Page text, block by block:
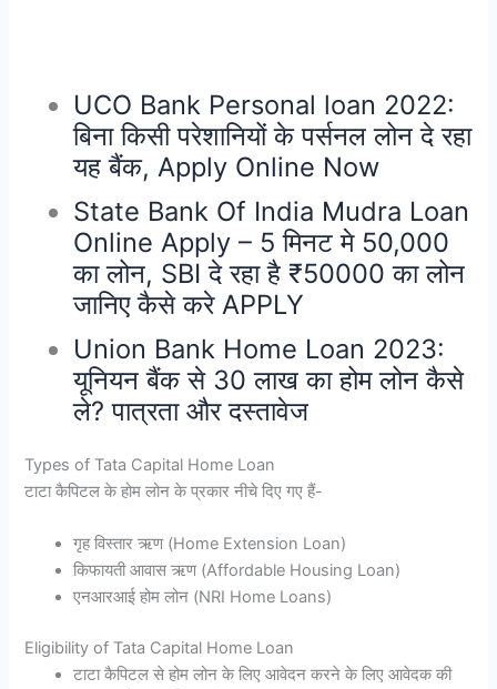
UCO Bank Personal loan 2022:
बिना किसी परेशानियों के पर्सनल लोन दे रहा
यह बैंक, Apply Online Now
State Bank Of India Mudra Loan
Online Apply – 5 मिनट मे 50,000
का लोन, SBI दे रहा है ₹50000 का लोन
जानिए कैसे करे APPLY
Union Bank Home Loan 2023:
यूनियन बैंक से 30 लाख का होम लोन कैसे
ले? पात्रता और दस्तावेज
Types of Tata Capital Home Loan
टाटा कैपिटल के होम लोन के प्रकार नीचे दिए गए हैं-
गृह विस्तार ऋण (Home Extension Loan)
किफायती आवास ऋण (Affordable Housing Loan)
एनआरआई होम लोन (NRI Home Loans)
Eligibility of Tata Capital Home Loan
टाटा कैपिटल से होम लोन के लिए आवेदन करने के लिए आवेदक की